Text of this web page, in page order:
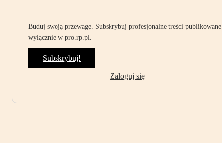
Buduj swoją przewagę. Subskrybuj profesjonalne treści publikowane
wyłącznie w pro.rp.pl.
Subskrybuj!
Zaloguj się